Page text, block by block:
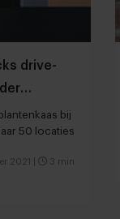
drive-
bij
50 locaties
2021 3 min